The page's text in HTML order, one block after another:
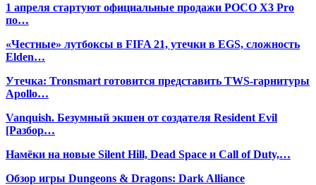
1 апреля стартуют официальные продажи POCO X3 Pro
по…
«Честные» лутбоксы в FIFA 21, утечки в EGS, сложность
Elden…
Утечка: Tronsmart готовится представить TWS-гарнитуры
Apollo…
Vanquish. Безумный экшен от создателя Resident Evil
[Разбор…
Намёки на новые Silent Hill, Dead Space и Call of Duty,…
Обзор игры Dungeons & Dragons: Dark Alliance